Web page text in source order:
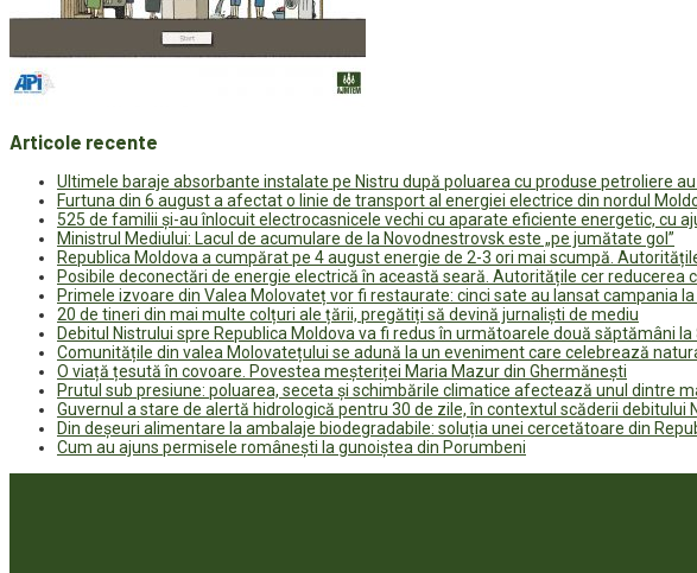
Articole recente
Ultimele baraje absorbante instalate pe Nistru după poluarea cu produse petroliere
Furtuna din 6 august a afectat o linie de transport al energiei electrice din nordul
525 de familii și-au înlocuit electrocasnicele vechi cu aparate eficiente energetic, cu
Ministrul Mediului: Lacul de acumulare de la Novodnestrovsk este „pe jumătate gol”
Republica Moldova a cumpărat pe 4 august energie de 2-3 ori mai scumpă.
Posibile deconectări de energie electrică în această seară. Autoritățile cer reducerea
Primele izvoare din Valea Molovateț vor fi restaurate: cinci sate au lansat campania
20 de tineri din mai multe colțuri ale țării, pregătiți să devină jurnaliști de mediu
Debitul Nistrului spre Republica Moldova va fi redus în următoarele două săptămâni la
Comunitățile din valea Molovatețului se adună la un eveniment care celebrează
O viață țesută în covoare. Povestea meșteriței Maria Mazur din Ghermănești
Prutul sub presiune: poluarea, seceta și schimbările climatice afectează unul dintre
Guvernul a stare de alertă hidrologică pentru 30 de zile, în contextul scăderii debitului
Din deșeuri alimentare la ambalaje biodegradabile: soluția unei cercetătoare din
Cum au ajuns permisele românești la gunoiștea din Porumbeni